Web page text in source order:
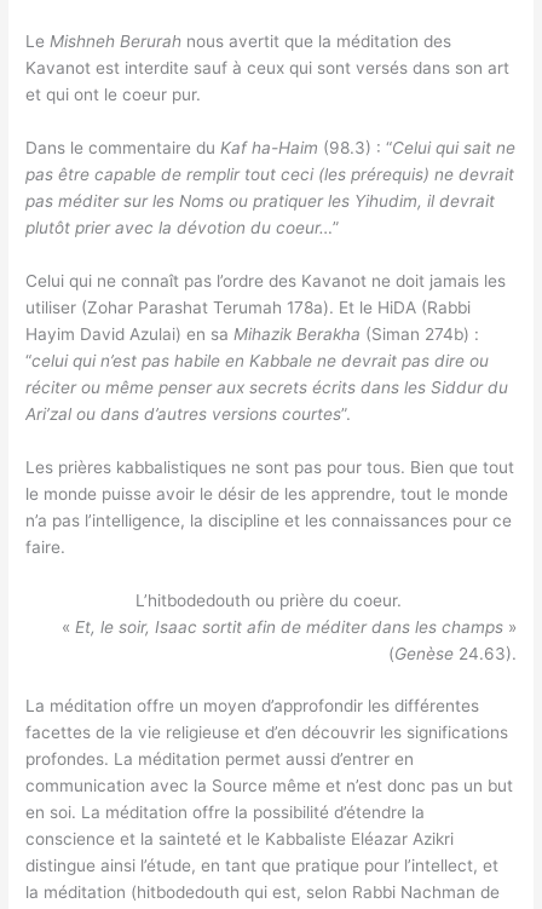
Le Mishneh Berurah nous avertit que la méditation des
Kavanot est interdite sauf à ceux qui sont versés dans son art
et qui ont le coeur pur.
Dans le commentaire du Kaf ha-Haim (98.3) : “Celui qui sait ne
pas être capable de remplir tout ceci (les prérequis) ne devrait
pas méditer sur les Noms ou pratiquer les Yihudim, il devrait
plutôt prier avec la dévotion du coeur…”
Celui qui ne connaît pas l’ordre des Kavanot ne doit jamais les
utiliser (Zohar Parashat Terumah 178a). Et le HiDA (Rabbi
Hayim David Azulai) en sa Mihazik Berakha (Siman 274b) :
“celui qui n’est pas habile en Kabbale ne devrait pas dire ou
réciter ou même penser aux secrets écrits dans les Siddur du
Ari’zal ou dans d’autres versions courtes”.
Les prières kabbalistiques ne sont pas pour tous. Bien que tout
le monde puisse avoir le désir de les apprendre, tout le monde
n’a pas l’intelligence, la discipline et les connaissances pour ce
faire.
L’hitbodedouth ou prière du coeur.
« Et, le soir, Isaac sortit afin de méditer dans les champs»
(Genèse24.63).
La méditation offre un moyen d’approfondir les différentes
facettes de la vie religieuse et d’en découvrir les significations
profondes. La méditation permet aussi d’entrer en
communication avec la Source même et n’est donc pas un but
en soi. La méditation offre la possibilité d’étendre la
conscience et la sainteté et le Kabbaliste Eléazar Azikri
distingue ainsi l’étude, en tant que pratique pour l’intellect, et
la méditation (hitbodedouth qui est, selon Rabbi Nachman de